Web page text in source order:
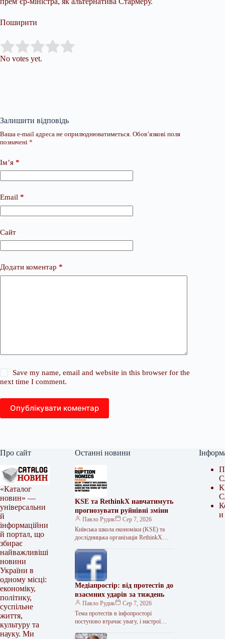
Поширити
Rate this item:
No votes yet.
Залишити відповідь
Ваша e-mail адреса не оприлюднюватиметься. Обов’язкові поля
позначені *
Ім’я *
Email *
Сайт
Додати коментар *
Save my name, email and website in this browser for the
next time I comment.
Опублікувати коментар
Про сайт
«Каталог
новин» —
універсальни
й
інформаційни
й портал, що
збирає
найважливіші
новини
України в
одному місці:
економіку,
політику,
суспільне
життя,
культуру та
науку. Ми
Останні новини
KSE та RethinkX навчатимуть
прогнозувати руйнівні зміни
Павло Рудик
Сер 7, 2026
Київська школа економіки (KSE) та
дослідницька організація RethinkX
«Економіка руйнівних змін». Це
тритижнева програма, що
Медіапростір: від протестів до
взаємних ударів за тиждень
Павло Рудик
Сер 7, 2026
Тема протестів в інфопросторі
поступово втрачає увагу, і настрої
Зведення з інформаційної війни за 25–
и